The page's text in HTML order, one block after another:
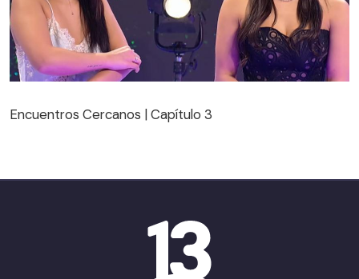
Encuentros Cercanos | Capítulo 3